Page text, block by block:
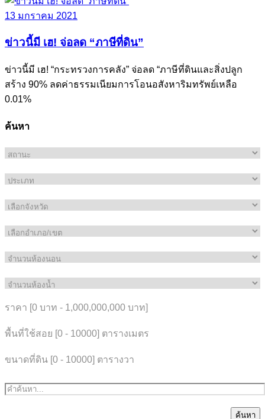
13 มกราคม 2021
ข่าวนี้มี เฮ! จ่อลด “ภาษีที่ดิน”
ข่าวนี้มี เฮ! “กระทรวงการคลัง” จ่อลด “ภาษีที่ดินและสิ่งปลูก
สร้าง 90% ลดค่าธรรมเนียมการโอนอสังหาริมทรัพย์เหลือ
0.01%
ค้นหา
ราคา [0 บาท - 1,000,000,000 บาท]
พื้นที่ใช้สอย [0 - 10000] ตารางเมตร
ขนาดที่ดิน [0 - 10000] ตารางวา
ค้นหา